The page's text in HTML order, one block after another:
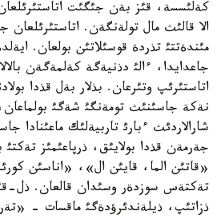
كةلئسسة، قئز بةن جئگئت
الا قالئث مال تولةنگةن.
مئندةتتئ تذردة قوسئلاتئن بولعان.
جاعدايدا، ءالئ دذنيةگة كةلمةگةن
اتاستئرئپ وتئرعان. بذلار بةل قذدا
نةكة جاسئنئث تومةنگئ شةگئ
شارالاردئث ءبارئ تاربيةلئك ماعئنادا
جةرمةن قذدا بولايئق، ذرپاعئمئز
«قاتئن الما، قايئن ال»، «اناسئن
ذزاتئپ، ذيلةندئرؤدةگئ ماقسات -